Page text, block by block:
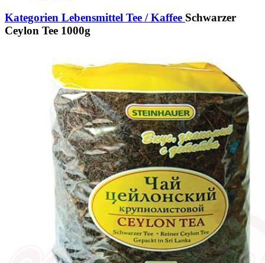
Kategorien Lebensmittel Tee / Kaffee Schwarzer
Ceylon Tee 1000g